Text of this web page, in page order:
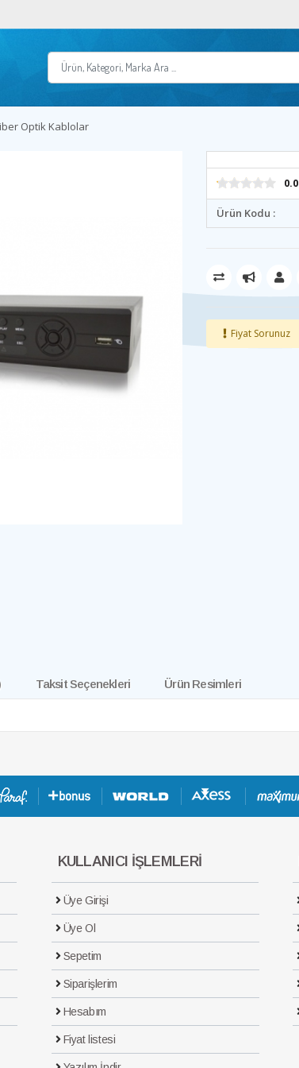
Optik Kablolar
0.0
Ürün Kodu :
Fiyat Sorunuz
Taksit Seçenekleri Ürün Resimleri
KULLANICI İŞLEMLERİ
Üye Girişi
Üye Ol
Sepetim
Siparişlerim
Hesabım
Fiyat listesi